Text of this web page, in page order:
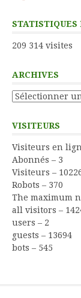
STATISTIQUES
209 314 visites
ARCHIVES
Archives
VISITEURS
Visiteurs en
Abonnés – 3
Visiteurs –
Robots – 370
The maximum
all visitors –
users – 2
guests – 13694
bots – 545